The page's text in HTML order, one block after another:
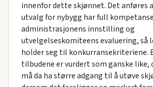
innenfor dette skjønnet. Det anføres
utvalg for nybygg har full
administrasjonens innstilling og
utvelgelseskomiteens evaluering, så
holder seg til konkurransekriteriene.
tilbudene er vurdert som ganske like,
må da ha større adgang til å utøve